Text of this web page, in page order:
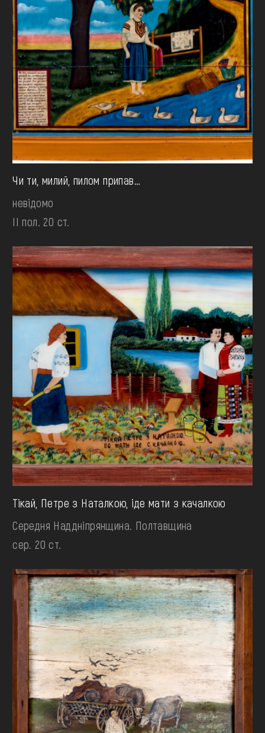
Чи ти, милий, пилом припав…
невідомо
II пол. 20 ст.
Тікай, Петре з Наталкою, іде мати з качалкою
Середня Наддніпрянщина. Полтавщина
сер. 20 ст.